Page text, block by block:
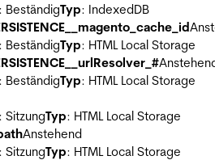
: BeständigTyp: IndexedDB
: BeständigTyp: HTML Local Storage
: BeständigTyp: HTML Local Storage
: SitzungTyp: HTML Local Storage
Anstehend
: SitzungTyp: HTML Local Storage